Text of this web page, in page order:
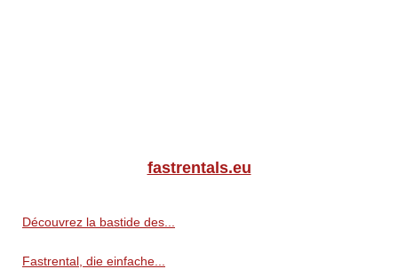
fastrentals.eu
Découvrez la bastide des...
Fastrental, die einfache...